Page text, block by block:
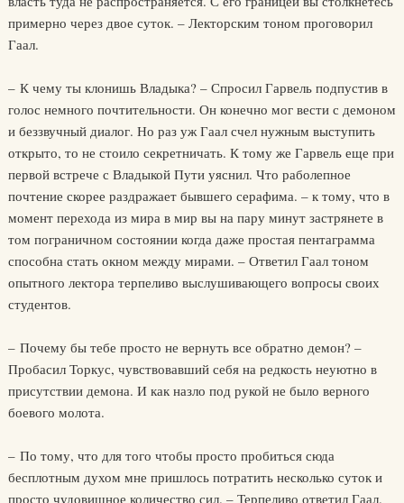
примерно через двое суток. – Лекторским тоном проговорил
Гаал.
– К чему ты клонишь Владыка? – Спросил Гарвель подпустив в
голос немного почтительности. Он конечно мог вести с демоном
и беззвучный диалог. Но раз уж Гаал счел нужным выступить
открыто, то не стоило секретничать. К тому же Гарвель еще при
первой встрече с Владыкой Пути уяснил. Что раболепное
почтение скорее раздражает бывшего серафима. – к тому, что в
момент перехода из мира в мир вы на пару минут застрянете в
том пограничном состоянии когда даже простая пентаграмма
способна стать окном между мирами. – Ответил Гаал тоном
опытного лектора терпеливо выслушивающего вопросы своих
студентов.
– Почему бы тебе просто не вернуть все обратно демон? –
Пробасил Торкус, чувствовавший себя на редкость неуютно в
присутствии демона. И как назло под рукой не было верного
боевого молота.
– По тому, что для того чтобы просто пробиться сюда
бесплотным духом мне пришлось потратить несколько суток и
просто чудовищное количество сил. – Терпеливо ответил Гаал.